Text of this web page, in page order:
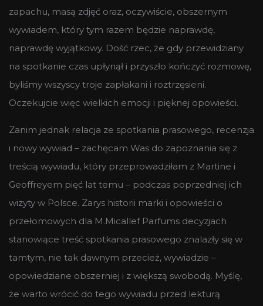
zapachu, masą zdjęć oraz, oczywiście, obszernym
wywiadem, który tym razem będzie naprawdę,
naprawdę wyjątkowy. Dość rzec, że gdy przewidziany
na spotkanie czas upłynął i przyszło kończyć rozmowę,
byliśmy wszyscy troje zapłakani i roztrzęsieni.
Oczekujcie więc wielkich emocji i pięknej opowieści.
Zanim jednak relacja ze spotkania prasowego, recenzja
i nowy wywiad – zachęcam Was do zapoznania się z
treścią wywiadu, który przeprowadziłam z Martine i
Geoffreyem pięć lat temu – podczas poprzedniej ich
wizyty w Polsce. Zarys historii marki i opowieści o
przełomowych dla M.Micallef Parfums decyzjach
stanowiące treść spotkania prasowego znalazły się w
tamtym, nie tak dawnym przecież, wywiadzie –
opowiedziane obszerniej i z większą swobodą. Myślę,
że warto wrócić do tego wywiadu przed lekturą